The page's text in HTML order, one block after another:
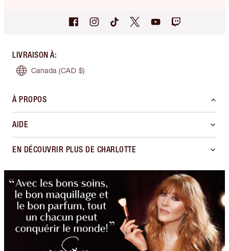
LIVRAISON À:
Canada (CAD $)
À PROPOS
AIDE
EN DÉCOUVRIR PLUS DE CHARLOTTE